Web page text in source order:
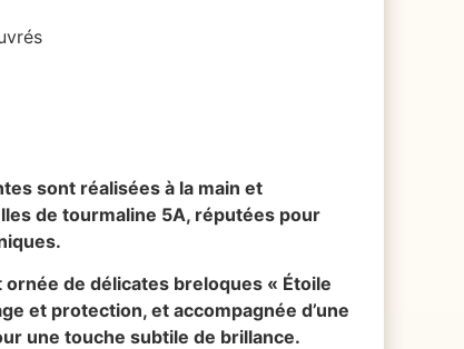
sont réalisées à la main et
de tourmaline 5A, réputées pour
de délicates breloques « Étoile
et protection, et accompagnée d’une
une touche subtile de brillance.